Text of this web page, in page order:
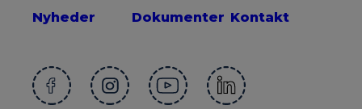
Nyheder Dokumenter Kontakt